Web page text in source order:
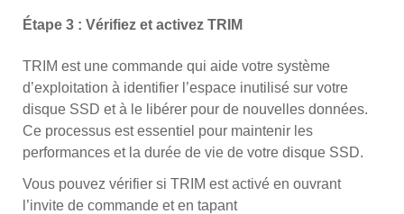
Étape 3 : Vérifiez et activez TRIM
TRIM est une commande qui aide votre système
d’exploitation à identifier l’espace inutilisé sur votre
disque SSD et à le libérer pour de nouvelles données.
Ce processus est essentiel pour maintenir les
performances et la durée de vie de votre disque SSD.
Vous pouvez vérifier si TRIM est activé en ouvrant
l’invite de commande et en tapant